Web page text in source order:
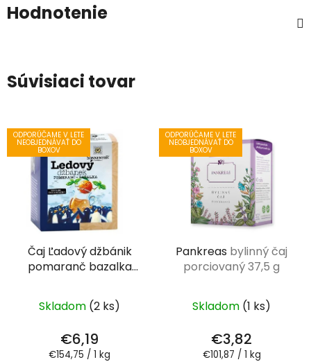
Hodnotenie
Súvisiaci tovar
ODPORÚČAME V LETE
NEOBJEDNÁVAŤ DO
BOXOV
Čaj Ľadový džbánik
pomaranč bazalka
Skladom (2 ks)
€6,19
Jednotková
€154,75 / 1 kg
ODPORÚČAME V LETE
NEOBJEDNÁVAŤ DO
BOXOV
Pankreas bylinný čaj
porciovaný 37,5 g
Skladom (1 ks)
€3,82
Jednotková
€101,87 / 1 kg